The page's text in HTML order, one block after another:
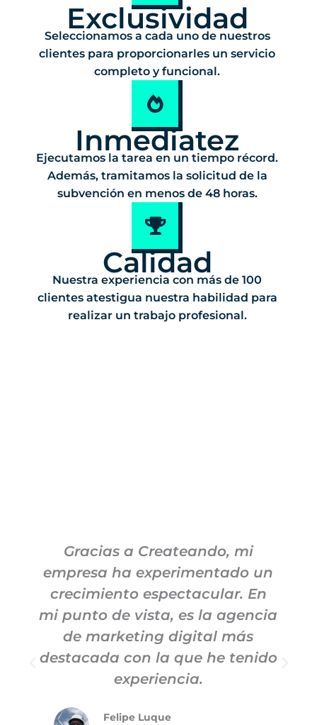
Exclusividad
Seleccionamos a cada uno de nuestros
clientes para proporcionarles un servicio
completo y funcional.
Inmediatez
Ejecutamos la tarea en un tiempo récord.
Además, tramitamos la solicitud de la
subvención en menos de 48 horas.
Calidad
Nuestra experiencia con más de 100
clientes atestigua nuestra habilidad para
realizar un trabajo profesional.
Gracias a Createando, mi
empresa ha experimentado un
crecimiento espectacular. En
mi punto de vista, es la agencia
de marketing digital más
destacada con la que he tenido
experiencia.
Felipe Luque